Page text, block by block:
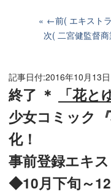
←前( エキスト
次( 二宮健監督
記事日付:2016年10月13日
終了 ＊ 「花
少女コミック
化！
事前登録エキ
◆10月下旬～